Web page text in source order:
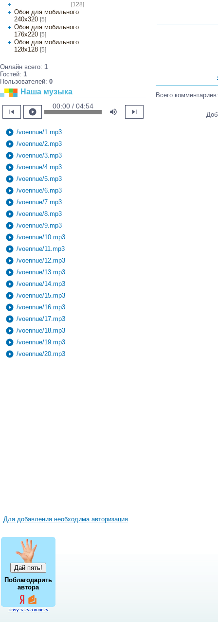
[128]
Обои для мобильного
240х320 [5]
Обои для мобильного
176х220 [5]
Обои для мобильного
128х128 [5]
Онлайн всего: 1
Гостей: 1
Пользователей: 0
Наша музыка
skip_previous play_circle
00:00 / 04:54
volume_up skip_next
play_circle /voennue/1.mp3
play_circle /voennue/2.mp3
play_circle /voennue/3.mp3
play_circle /voennue/4.mp3
play_circle /voennue/5.mp3
play_circle /voennue/6.mp3
play_circle /voennue/7.mp3
play_circle /voennue/8.mp3
play_circle /voennue/9.mp3
play_circle /voennue/10.mp3
play_circle /voennue/11.mp3
play_circle /voennue/12.mp3
play_circle /voennue/13.mp3
play_circle /voennue/14.mp3
play_circle /voennue/15.mp3
play_circle /voennue/16.mp3
play_circle /voennue/17.mp3
play_circle /voennue/18.mp3
play_circle /voennue/19.mp3
play_circle /voennue/20.mp3
Для добавления необходима авторизация
Поблагодарить
автора
Всего комментариев